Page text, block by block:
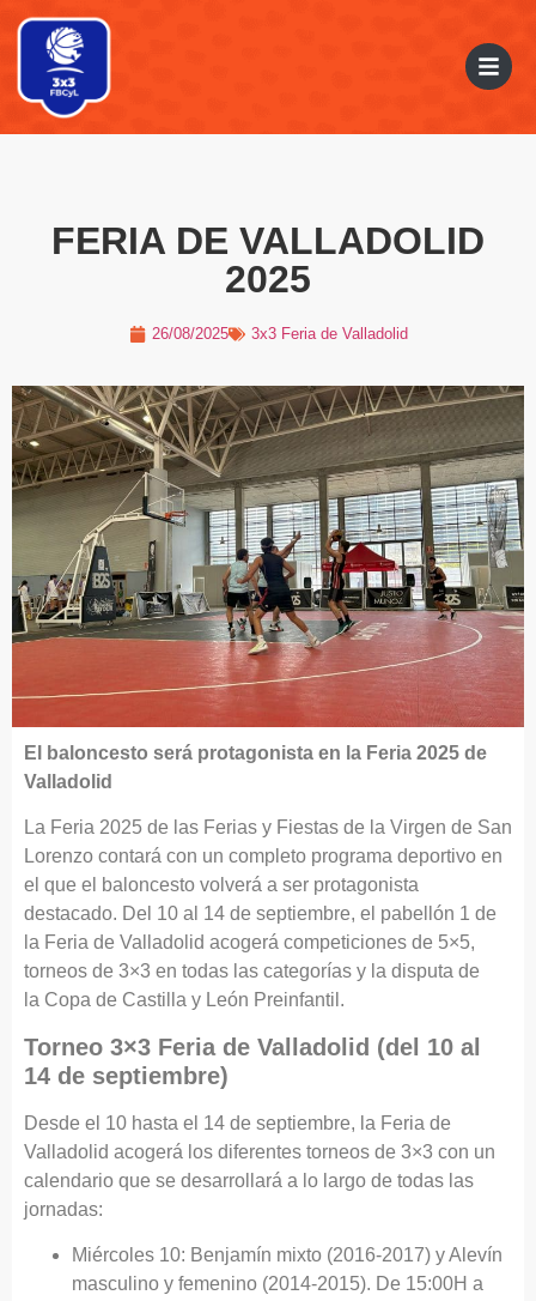
FERIA DE VALLADOLID
2025
26/08/2025 3x3 Feria de Valladolid
El baloncesto será protagonista en la Feria 2025 de
Valladolid
La Feria 2025 de las Ferias y Fiestas de la Virgen de San
Lorenzo contará con un completo programa deportivo en
el que el baloncesto volverá a ser protagonista
destacado. Del 10 al 14 de septiembre, el pabellón 1 de
la Feria de Valladolid acogerá competiciones de 5×5,
torneos de 3×3 en todas las categorías y la disputa de
la Copa de Castilla y León Preinfantil.
Torneo 3×3 Feria de Valladolid (del 10 al
14 de septiembre)
Desde el 10 hasta el 14 de septiembre, la Feria de
Valladolid acogerá los diferentes torneos de 3×3 con un
calendario que se desarrollará a lo largo de todas las
jornadas:
Miércoles 10: Benjamín mixto (2016-2017) y Alevín
masculino y femenino (2014-2015). De 15:00H a